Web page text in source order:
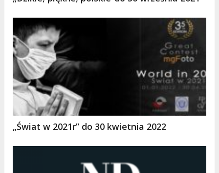
„Świat w 2021r” do 30 kwietnia 2022